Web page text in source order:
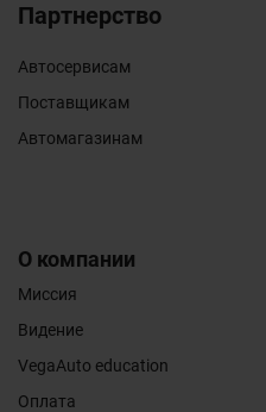
Партнерство
Автосервисам
Поставщикам
Автомагазинам
О компании
Миссия
Видение
VegaAuto education
Оплата